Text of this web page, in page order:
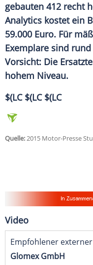
gebauten 412 recht
Analytics kostet ein
59.000 Euro. Für
Exemplare sind
Vorsicht: Die
hohem Niveau.
$(LC $(LC $(LC
Quelle:2015 Motor-Presse
Video
Empfohlener
Glomex GmbH